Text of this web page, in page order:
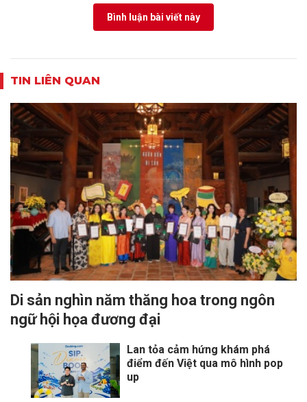
Bình luận bài viết này
TIN LIÊN QUAN
Di sản nghìn năm thăng hoa trong ngôn
ngữ hội họa đương đại
Lan tỏa cảm hứng khám phá
điểm đến Việt qua mô hình pop
up